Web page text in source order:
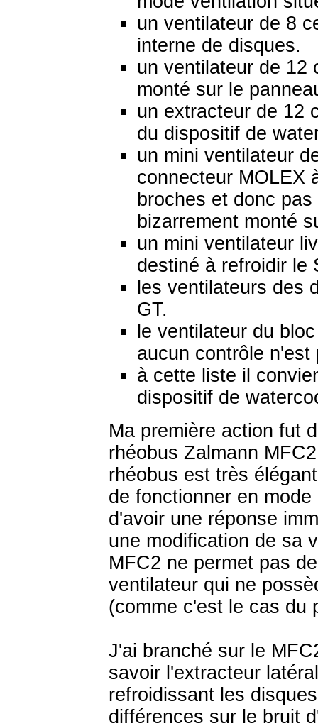
un ventilateur de 8
interne de disques.
un ventilateur de 12
monté sur le
un extracteur de 12
du dispositif de
un mini ventilateur
connecteur MOLEX
broches et donc
bizarrement monté
un mini ventilateur
destiné à refroidir le
les ventilateurs des
GT.
le ventilateur du
aucun contrôle n'est
à cette liste il
dispositif de
Ma première action fut
rhéobus Zalmann
rhéobus est très
de fonctionner en
d'avoir une réponse
une modification de sa
MFC2 ne permet pas
ventilateur qui ne
(comme c'est le cas du
J'ai branché sur le
savoir l'extracteur
refroidissant les
différences sur le bruit